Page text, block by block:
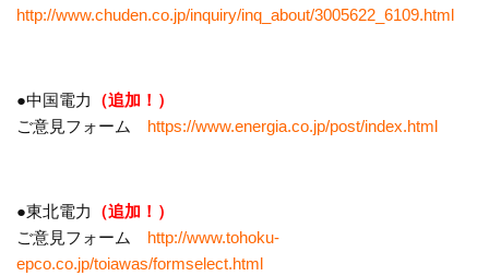
http://www.chuden.co.jp/inquiry/inq_about/3005622_6109.html
●中国電力
（追加！）
ご意見フォーム https://www.energia.co.jp/post/index.html
●東北電力
（追加！）
ご意見フォーム http://www.tohoku-
epco.co.jp/toiawas/formselect.html